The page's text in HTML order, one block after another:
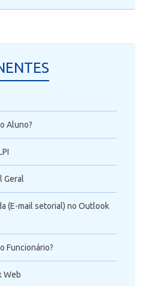
Aluno?
Geral
(E-mail setorial) no Outlook
Funcionário?
Web